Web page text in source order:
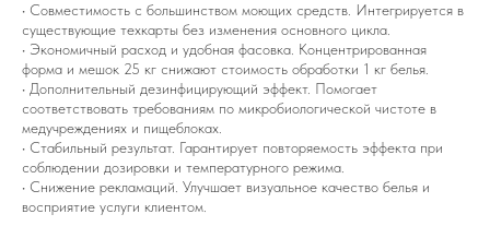
• Совместимость с большинством моющих средств. Интегрируется в
существующие техкарты без изменения основного цикла.
• Экономичный расход и удобная фасовка. Концентрированная
форма и мешок 25 кг снижают стоимость обработки 1 кг белья.
• Дополнительный дезинфицирующий эффект. Помогает
соответствовать требованиям по микробиологической чистоте в
медучреждениях и пищеблоках.
• Стабильный результат. Гарантирует повторяемость эффекта при
соблюдении дозировки и температурного режима.
• Снижение рекламаций. Улучшает визуальное качество белья и
восприятие услуги клиентом.